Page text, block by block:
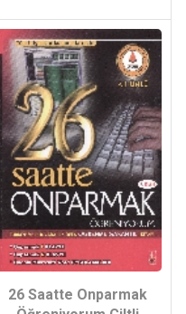
26 Saatte Onparmak